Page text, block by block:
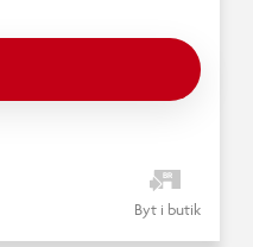
Byt i butik